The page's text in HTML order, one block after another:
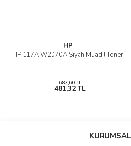
HP
HP 117A W2070A Siyah Muadil Toner
687,60 TL
481,32 TL
KURUMSAL